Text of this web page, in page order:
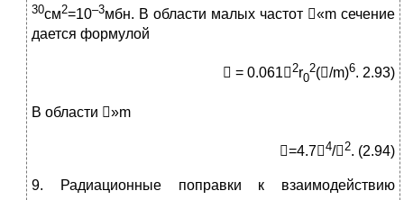
30см2=10–3мбн. В области малых частот «m сечение
дается формулой
 = 0.0612r0
2(/m)6. 2.93)
В области »m
=4.74/ 2. (2.94)
9. Радиационные поправки к взаимодействию